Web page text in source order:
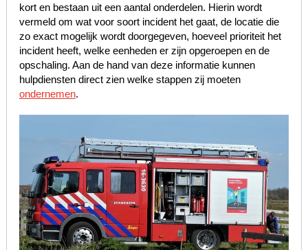
kort en bestaan uit een aantal onderdelen. Hierin wordt
vermeld om wat voor soort incident het gaat, de locatie die
zo exact mogelijk wordt doorgegeven, hoeveel prioriteit het
incident heeft, welke eenheden er zijn opgeroepen en de
opschaling. Aan de hand van deze informatie kunnen
hulpdiensten direct zien welke stappen zij moeten
ondernemen.